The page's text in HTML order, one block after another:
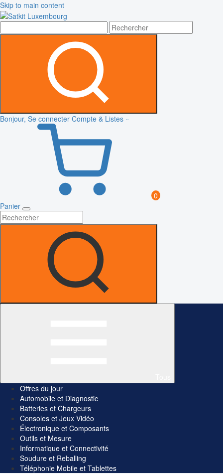
Skip to main content
Bonjour, Se connecter Compte & Listes
0
Panier
Offres du jour
Automobile et Diagnostic
Batteries et Chargeurs
Consoles et Jeux Vidéo
Électronique et Composants
Outils et Mesure
Informatique et Connectivité
Soudure et Reballing
Téléphonie Mobile et Tablettes